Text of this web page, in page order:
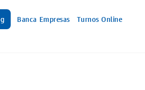
Banca Empresas Turnos Online